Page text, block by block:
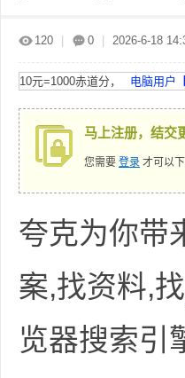
120 0 2026-6-18
10元=1000赤道分， 电脑用户
马上注册，结交
您需要 登录 才可以
夸克为你带
案,找资料,找
览器搜索引